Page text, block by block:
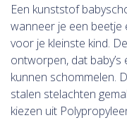
Een kunststof
wanneer je een beetje
voor je kleinste kind.
ontworpen, dat
kunnen schommelen.
stalen stelachten
kiezen uit